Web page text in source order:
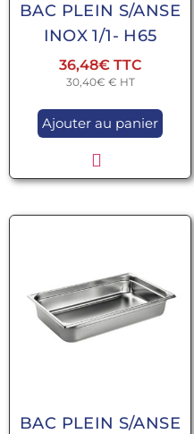
BAC PLEIN S/ANSE
INOX 1/1- H65
36,48€
30,40€ € HT
Ajouter au panier
BAC PLEIN S/ANSE